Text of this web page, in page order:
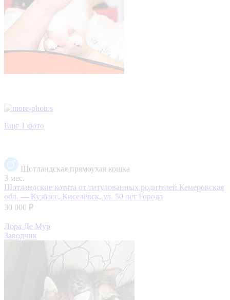
Еще 1 фото
Шотландская прямоухая кошка
3 мес.
Шотландские котята от титулованных родителей Кемеровская
обл. — Кузбасс, Киселёвск, ул. 50 лет Города
30 000 ₽
Лора Де Мур
Заводчик